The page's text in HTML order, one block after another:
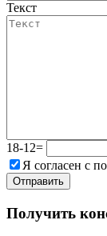
Текст
18-12=
Я согласен с
Получить